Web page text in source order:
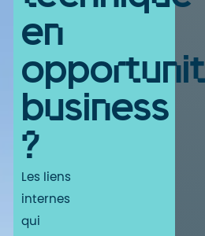
en
business
?
Les liens
internes
qui